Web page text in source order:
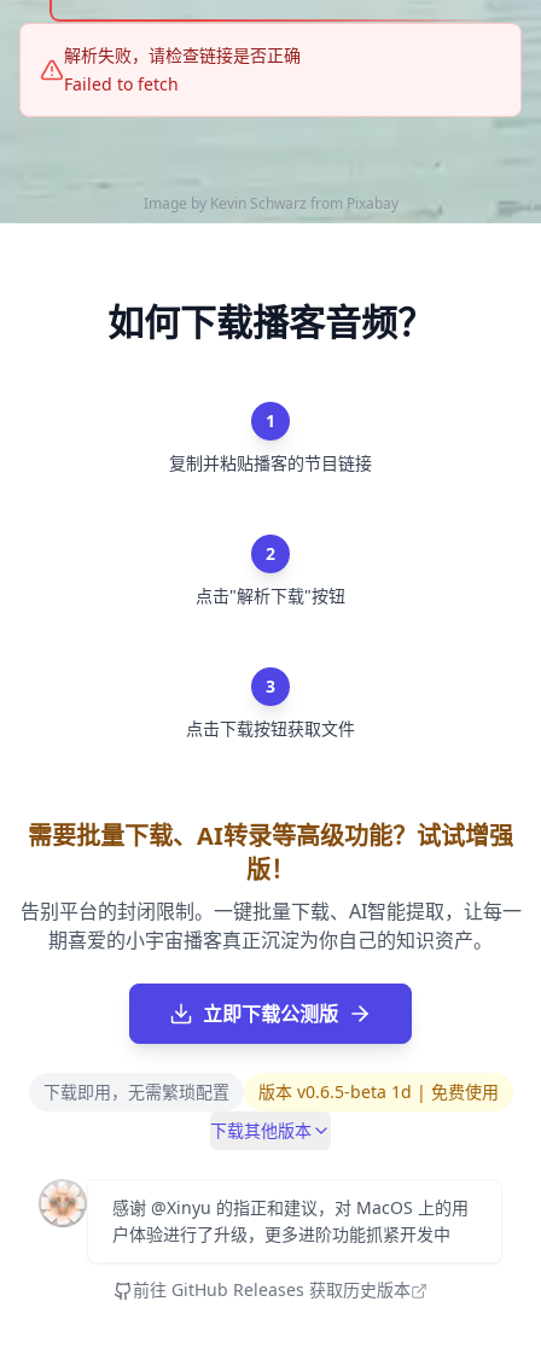
Image by Kevin Schwarz from Pixabay
解析失败，请检查链接是否正确
Failed to fetch
如何下载播客音频？
1
复制并粘贴播客的节目链接
2
点击"解析下载"按钮
3
点击下载按钮获取文件
需要批量下载、AI转录等高级功能？试试增强
版！
告别平台的封闭限制。一键批量下载、AI智能提取，让每一
期喜爱的小宇宙播客真正沉淀为你自己的知识资产。
立即下载公测版
下载即用，无需繁琐配置
版本 v0.6.5-beta 1d | 免费使用
下载其他版本
感谢 @Xinyu 的指正和建议，对 MacOS 上的用
户体验进行了升级，更多进阶功能抓紧开发中
前往 GitHub Releases 获取历史版本